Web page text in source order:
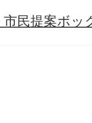
民提案ボッ